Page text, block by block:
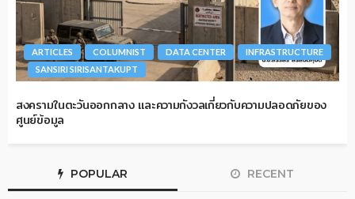
ARTICLES COLUMNIST DATA CENTER
INFRASTRUCTURE
SANSIRI SIRISANTAKUPT
สงครามในตะวันออกกลาง และความกังวลเกี่ยวกับความปลอดภัยของ
ศูนย์ข้อมูล
POPULAR RECENT